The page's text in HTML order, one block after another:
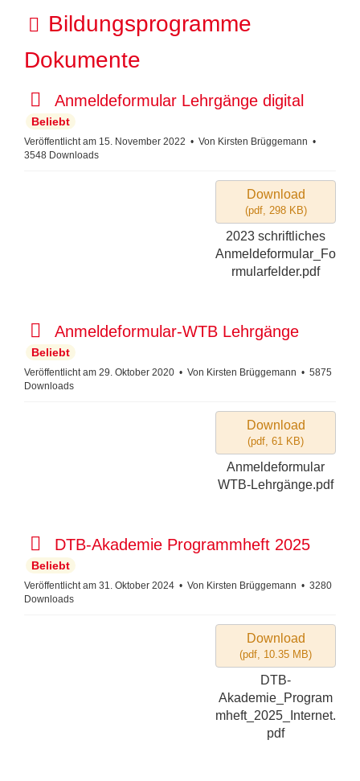
O
r
n
e
r
Bildungsprogramme
Dokumente
d
e
f
a
Anmeldeformular Lehrgänge digital
Beliebt
Veröffentlicht am 15. November 2022 Von Kirsten Brüggemann
3548 Downloads
Download
(pdf, 298 KB)
2023 schriftliches
Anmeldeformular_Fo
rmularfelder.pdf
p
d
f
Anmeldeformular-WTB Lehrgänge
Beliebt
Veröffentlicht am 29. Oktober 2020 Von Kirsten Brüggemann
5875
Downloads
Download
(pdf, 61 KB)
Anmeldeformular
WTB-Lehrgänge.pdf
p
d
f
DTB-Akademie Programmheft 2025
Beliebt
Veröffentlicht am 31. Oktober 2024 Von Kirsten Brüggemann
3280
Downloads
Download
(pdf, 10.35 MB)
DTB-
Akademie_Program
mheft_2025_Internet.
pdf